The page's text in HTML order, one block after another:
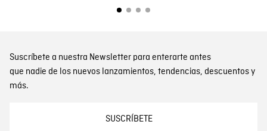
Suscríbete a nuestra Newsletter para enterarte antes
que nadie de los nuevos lanzamientos, tendencias, descuentos y
más.
SUSCRÍBETE